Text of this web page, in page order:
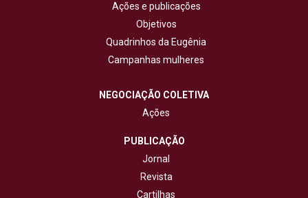
Ações e publicações
Objetivos
Quadrinhos da Eugênia
Campanhas mulheres
NEGOCIAÇÃO COLETIVA
Ações
PUBLICAÇÃO
Jornal
Revista
Cartilhas